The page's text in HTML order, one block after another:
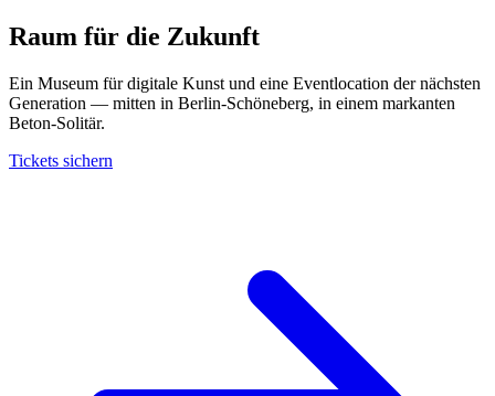
Raum für die Zukunft
Ein Museum für digitale Kunst und eine Eventlocation der nächsten
Generation — mitten in Berlin-Schöneberg, in einem markanten
Beton-Solitär.
Tickets sichern